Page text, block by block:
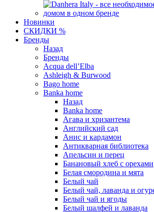
Новинки
СКИДКИ %
Бренды
Назад
Бренды
Acqua dell’Elba
Ashleigh & Burwood
Bago home
Banka home
Назад
Banka home
Агава и хризантема
Английский сад
Анис и кардамон
Антикварная библиотека
Апельсин и перец
Банановый хлеб с орехами
Белая смородина и мята
Белый чай
Белый чай, лаванда и
Белый чай и ягоды
Белый шалфей и лаванда